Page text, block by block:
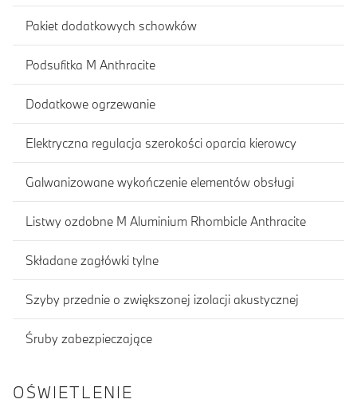
Pakiet dodatkowych schowków
Podsufitka M Anthracite
Dodatkowe ogrzewanie
Elektryczna regulacja szerokości oparcia kierowcy
Galwanizowane wykończenie elementów obsługi
Listwy ozdobne M Aluminium Rhombicle Anthracite
Składane zagłówki tylne
Szyby przednie o zwiększonej izolacji akustycznej
Śruby zabezpieczające
OŚWIETLENIE